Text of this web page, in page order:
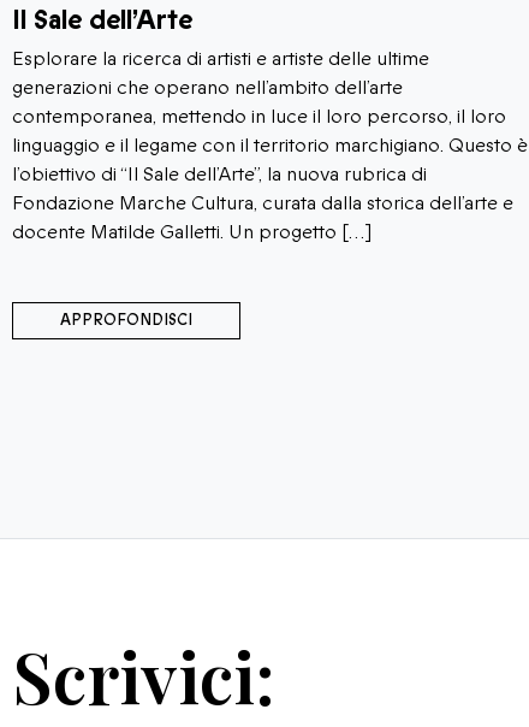
Il Sale dell’Arte
Esplorare la ricerca di artisti e artiste delle ultime
generazioni che operano nell’ambito dell’arte
contemporanea, mettendo in luce il loro percorso, il loro
linguaggio e il legame con il territorio marchigiano. Questo è
l’obiettivo di “Il Sale dell’Arte”, la nuova rubrica di
Fondazione Marche Cultura, curata dalla storica dell’arte e
docente Matilde Galletti. Un progetto […]
APPROFONDISCI
Scrivici: